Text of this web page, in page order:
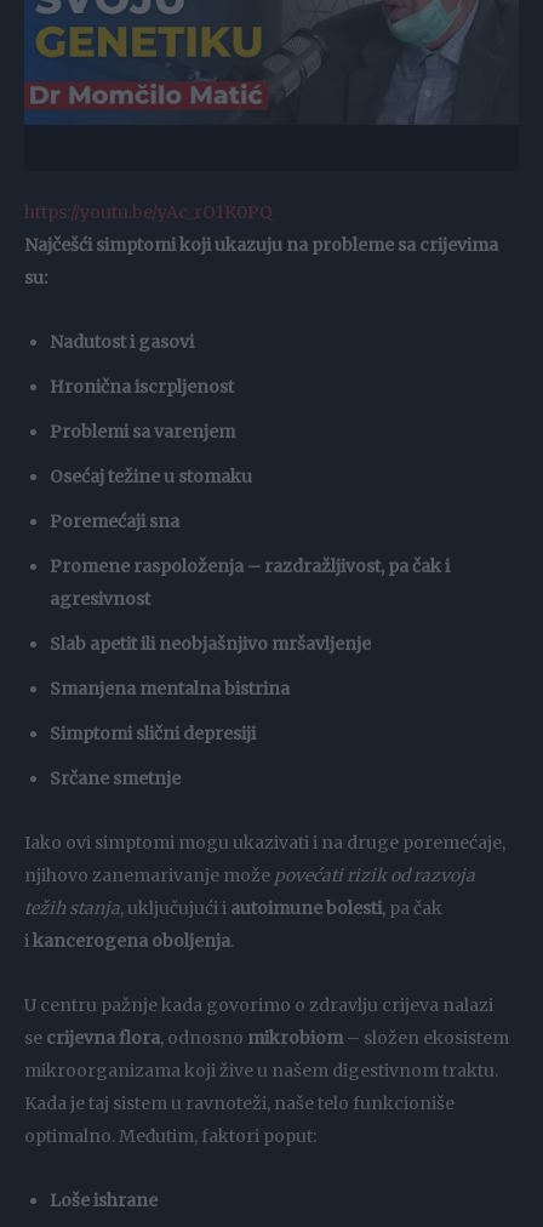
https://youtu.be/yAc_rO1K0PQ
Najčešći simptomi koji ukazuju na probleme sa crijevima
su:
Nadutost i gasovi
Hronična iscrpljenost
Problemi sa varenjem
Osećaj težine u stomaku
Poremećaji sna
Promene raspoloženja – razdražljivost, pa čak i
agresivnost
Slab apetit ili neobjašnjivo mršavljenje
Smanjena mentalna bistrina
Simptomi slični depresiji
Srčane smetnje
Iako ovi simptomi mogu ukazivati i na druge poremećaje,
njihovo zanemarivanje može povećati rizik od razvoja
težih stanja, uključujući i autoimune bolesti, pa čak
ikancerogena oboljenja.
U centru pažnje kada govorimo o zdravlju crijeva nalazi
se crijevna flora, odnosno mikrobiom– složen ekosistem
mikroorganizama koji žive u našem digestivnom traktu.
Kada je taj sistem u ravnoteži, naše telo funkcioniše
optimalno. Međutim, faktori poput:
Loše ishrane